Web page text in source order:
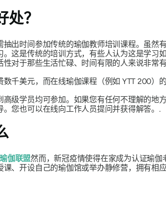
？
出时间参加传统的瑜伽教师培训课程。虽然
这是传统的培训方式，有些人认为这是学习
对于那些生活忙碌、时间有限的人来说非常
千美元，而在线瑜伽课程（例如 YTT 200）
级学员均可参加。如果您有任何不理解的地
您也可以在线向工作人员提问并获得解答。.
伽联盟然而，新冠疫情使得在家成为认证瑜
、开设自己的瑜伽馆或举办静修营，拥有相